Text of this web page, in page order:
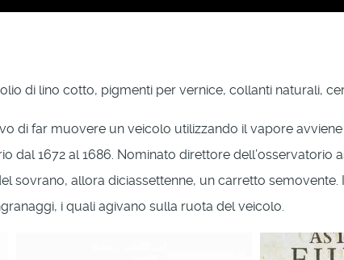
di lino cotto, pigmenti per vernice, collanti naturali,
di far muovere un veicolo utilizzando il vapore
dal 1672 al 1686. Nominato direttore dell’osservatorio
sovrano, allora diciassettenne, un carretto semovente.
i quali agivano sulla ruota del veicolo.